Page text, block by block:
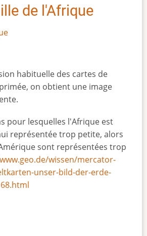
de l'Afrique
habituelle des cartes de
on obtient une image
pour lesquelles l'Afrique est
représentée trop petite, alors
sont représentées trop
wissen/mercator-
unser-bild-der-erde-